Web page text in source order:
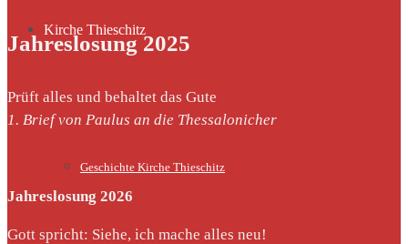
Kirche Thieschitz
Geschichte Kirche Thieschitz
Jahreslosung 2025
Prüft alles und behaltet das Gute
1. Brief von Paulus an die Thessalonicher
Jahreslosung 2026
Gott spricht: Siehe, ich mache alles neu!